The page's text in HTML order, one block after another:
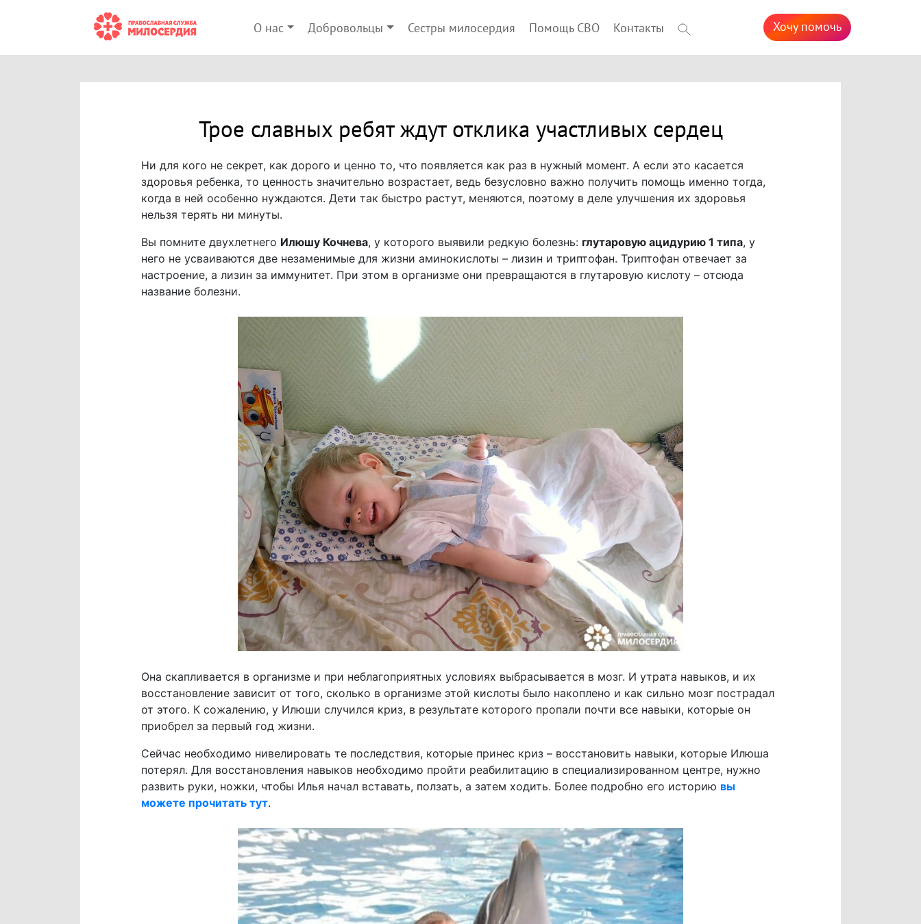
О нас Добровольцы Сестры милосердия Помощь СВО Контакты Хочу помочь
Трое славных ребят ждут отклика участливых сердец
Ни для кого не секрет, как дорого и ценно то, что появляется как раз в нужный момент. А если это касается
здоровья ребенка, то ценность значительно возрастает, ведь безусловно важно получить помощь именно тогда,
когда в ней особенно нуждаются. Дети так быстро растут, меняются, поэтому в деле улучшения их здоровья
нельзя терять ни минуты.
Вы помните двухлетнего Илюшу Кочнева, у которого выявили редкую болезнь: глутаровую ацидурию 1 типа, у
него не усваиваются две незаменимые для жизни аминокислоты – лизин и триптофан. Триптофан отвечает за
настроение, а лизин за иммунитет. При этом в организме они превращаются в глутаровую кислоту – отсюда
название болезни.
Она скапливается в организме и при неблагоприятных условиях выбрасывается в мозг. И утрата навыков, и их
восстановление зависит от того, сколько в организме этой кислоты было накоплено и как сильно мозг пострадал
от этого. К сожалению, у Илюши случился криз, в результате которого пропали почти все навыки, которые он
приобрел за первый год жизни.
Сейчас необходимо нивелировать те последствия, которые принес криз – восстановить навыки, которые Илюша
потерял. Для восстановления навыков необходимо пройти реабилитацию в специализированном центре, нужно
развить руки, ножки, чтобы Илья начал вставать, ползать, а затем ходить. Более подробно его историю вы
можете прочитать тут.